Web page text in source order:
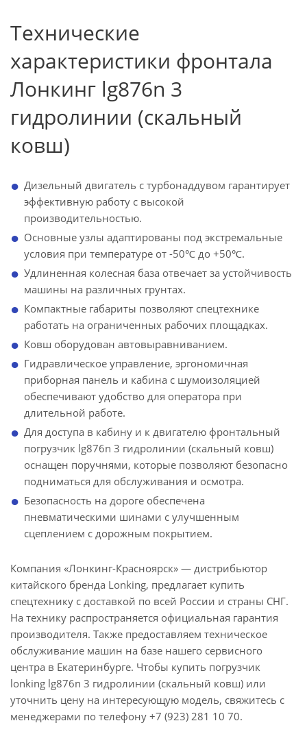
Технические
характеристики фронтала
Лонкинг lg876n 3
гидролинии (скальный
ковш)
Дизельный двигатель с турбонаддувом гарантирует
эффективную работу с высокой
производительностью.
Основные узлы адаптированы под экстремальные
условия при температуре от -50℃ до +50℃.
Удлиненная колесная база отвечает за устойчивость
машины на различных грунтах.
Компактные габариты позволяют спецтехнике
работать на ограниченных рабочих площадках.
Ковш оборудован автовыравниванием.
Гидравлическое управление, эргономичная
приборная панель и кабина с шумоизоляцией
обеспечивают удобство для оператора при
длительной работе.
Для доступа в кабину и к двигателю фронтальный
погрузчик lg876n 3 гидролинии (скальный ковш)
оснащен поручнями, которые позволяют безопасно
подниматься для обслуживания и осмотра.
Безопасность на дороге обеспечена
пневматическими шинами с улучшенным
сцеплением с дорожным покрытием.
Компания «Лонкинг-Красноярск» — дистрибьютор
китайского бренда Lonking, предлагает купить
спецтехнику с доставкой по всей России и страны СНГ.
На технику распространяется официальная гарантия
производителя. Также предоставляем техническое
обслуживание машин на базе нашего сервисного
центра в Екатеринбурге. Чтобы купить погрузчик
lonking lg876n 3 гидролинии (скальный ковш) или
уточнить цену на интересующую модель, свяжитесь с
менеджерами по телефону +7 (923) 281 10 70.